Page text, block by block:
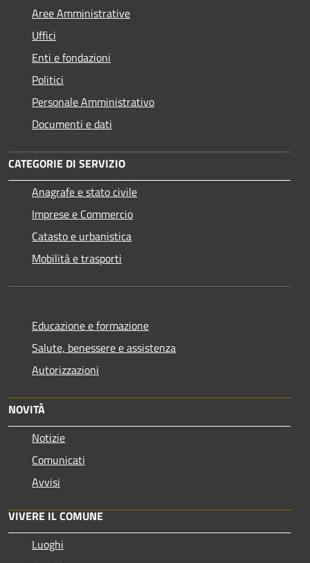
Aree Amministrative
Uffici
Enti e fondazioni
Politici
Personale Amministrativo
Documenti e dati
CATEGORIE DI SERVIZIO
Anagrafe e stato civile
Imprese e Commercio
Catasto e urbanistica
Mobilità e trasporti
Educazione e formazione
Salute, benessere e assistenza
Autorizzazioni
NOVITÀ
Notizie
Comunicati
Avvisi
VIVERE IL COMUNE
Luoghi